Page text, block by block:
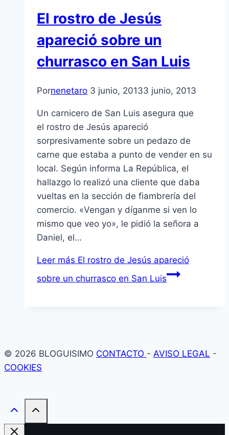
El rostro de Jesús
apareció sobre un
churrasco en San Luis
Pornenetaro 3 junio, 20133 junio, 2013
Un carnicero de San Luis asegura que
el rostro de Jesús apareció
sorpresivamente sobre un pedazo de
carne que estaba a punto de vender en su
local. Según informa La República, el
hallazgo lo realizó una cliente que daba
vueltas en la sección de fiambrería del
comercio. «Vengan y díganme si ven lo
mismo que veo yo», le pidió la señora a
Daniel, el…
Leer más El rostro de Jesús apareció
sobre un churrasco en San Luis
© 2026 BLOGUISIMO CONTACTO - AVISO LEGAL -
COOKIES